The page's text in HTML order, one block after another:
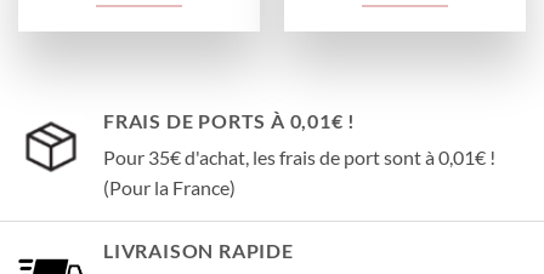
FRAIS DE PORTS À 0,01€ !
Pour 35€ d'achat, les frais de port sont à 0,01€ !
(Pour la France)
LIVRAISON RAPIDE